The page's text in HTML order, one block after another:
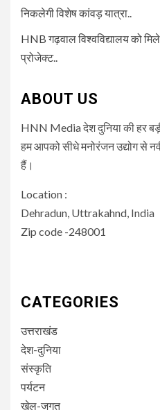
निकलेगी विशेष कांवड़ यात्रा..
HNB गढ़वाल विश्वविद्यालय को
प्रोजेक्ट..
ABOUT US
HNN Media देश दुनिया की हर
हम आपको सीधे मनोरंजन उद्योग से
हैं।
Location :
Dehradun, Uttrakahnd, India
Zip code -248001
CATEGORIES
उत्तराखंड
देश-दुनिया
संस्कृति
पर्यटन
खेल-जगत